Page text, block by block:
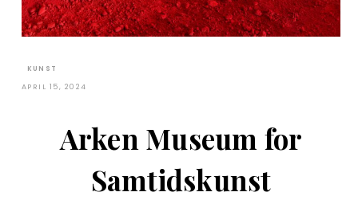
KUNST
APRIL 15, 2024
Arken Museum for
Samtidskunst